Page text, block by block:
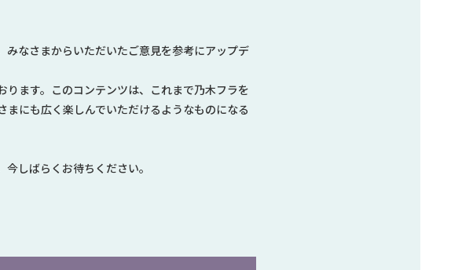
なさまからいただいたご意見を参考にアップデ
ます。このコンテンツは、これまで乃木フラを
にも広く楽しんでいただけるようなものになる
しばらくお待ちください。